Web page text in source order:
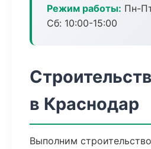
Режим работы: Пн-
Сб: 10:00-15:00
в Краснодар
Выполним